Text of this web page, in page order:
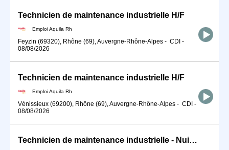
Technicien de maintenance industrielle H/F
Emploi Aquila Rh
Feyzin (69320), Rhône (69), Auvergne-Rhône-Alpes - CDI -
08/08/2026
Technicien de maintenance industrielle H/F
Emploi Aquila Rh
Vénissieux (69200), Rhône (69), Auvergne-Rhône-Alpes - CDI -
08/08/2026
Technicien de maintenance industrielle - Nuit H/F